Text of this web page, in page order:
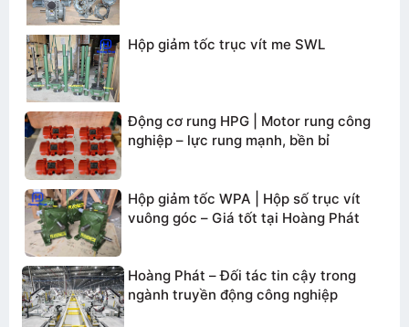
TƯ VẤN BÁO GIÁ
Hộp giảm tốc trục vít me SWL
Động cơ rung HPG | Motor rung công
nghiệp – lực rung mạnh, bền bỉ
Hộp giảm tốc WPA | Hộp số trục vít
vuông góc – Giá tốt tại Hoàng Phát
Hoàng Phát – Đối tác tin cậy trong
ngành truyền động công nghiệp